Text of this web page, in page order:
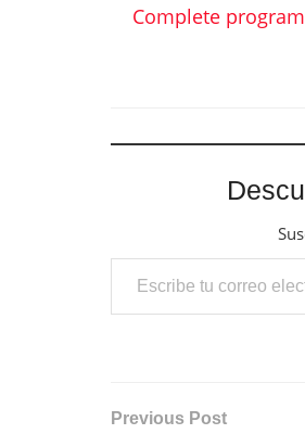
Complete program
Escribe tu correo electrónico…
Previous Post